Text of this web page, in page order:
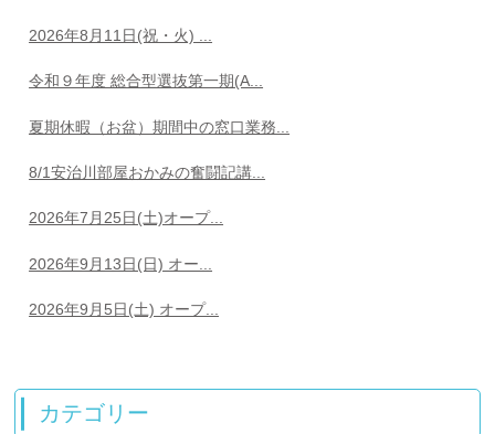
2026年8月11日(祝・火) ...
令和９年度 総合型選抜第一期(A...
夏期休暇（お盆）期間中の窓口業務...
8/1安治川部屋おかみの奮闘記講...
2026年7月25日(土)オープ...
2026年9月13日(日) オー...
2026年9月5日(土) オープ...
カテゴリー